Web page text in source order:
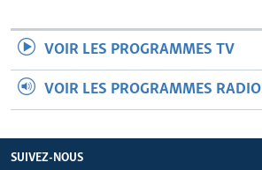
VOIR LES PROGRAMMES TV
VOIR LES PROGRAMMES
SUIVEZ-NOUS